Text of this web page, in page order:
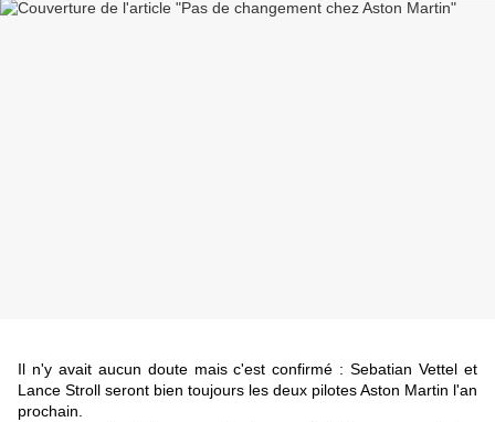
Il n'y avait aucun doute mais c'est confirmé : Sebatian Vettel et
Lance Stroll seront bien toujours les deux pilotes Aston Martin l'an
prochain.